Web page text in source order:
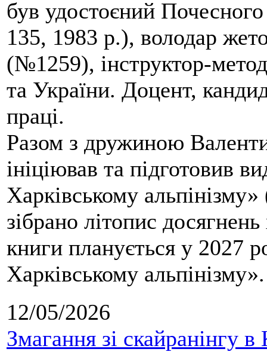
був удостоєний
135, 1983 р.), володар
(№1259), інструктор-
та України. Доцент,
праці.
Разом з дружиною
ініціював та підготовив
Харківському
зібрано літопис
книги планується у 2027
Харківському альпінізму».
12/05/2026
Змагання зі скайранінгу в